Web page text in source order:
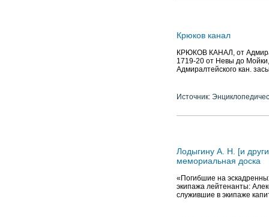
Крюков канал
КРЮКОВ КАНАЛ, от
1719-20 от Невы до
Адмиралтейского кан.
Источник:
Лодыгину А. Н. [и
мемориальная доска
«Погибшие на
экипажа лейтенанты:
служившие в экипаже